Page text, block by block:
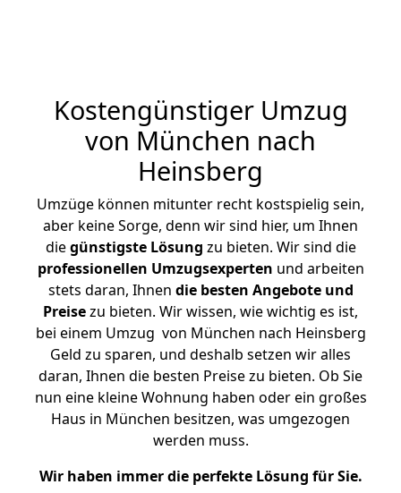
Kostengünstiger Umzug
von München nach
Heinsberg
Umzüge können mitunter recht kostspielig sein,
aber keine Sorge, denn wir sind hier, um Ihnen
diegünstigste Lösung zu bieten. Wir sind die
professionellen Umzugsexperten und arbeiten
stets daran, Ihnen die besten Angebote und
Preisezu bieten. Wir wissen, wie wichtig es ist,
bei einem Umzug von München nach Heinsberg
Geld zu sparen, und deshalb setzen wir alles
daran, Ihnen die besten Preise zu bieten. Ob Sie
nun eine kleine Wohnung haben oder ein großes
Haus in München besitzen, was umgezogen
werden muss.
Wir haben immer die perfekte Lösung für Sie.